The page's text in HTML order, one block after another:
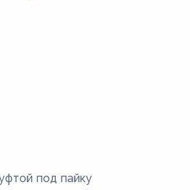
под пайку